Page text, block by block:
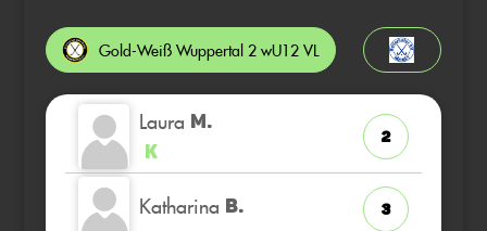
Gold-Weiß Wuppertal 2 wU12 VL
Laura M.
K
2
Katharina B. 3